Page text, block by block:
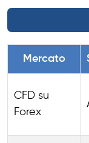
Mercato
CFD su
Forex